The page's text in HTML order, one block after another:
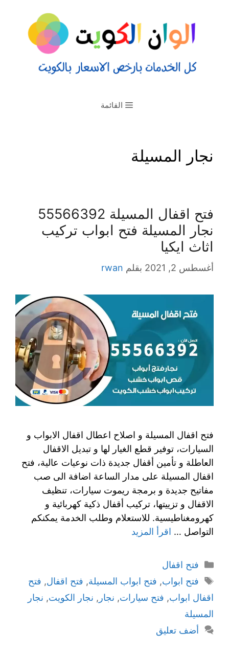
القائمة
نجار المسيلة
فتح اقفال المسيلة 55566392
نجار المسيلة فتح ابواب تركيب
اثاث ايكيا
أغسطس 2, 2021 بقلم rwan
فتح اقفال المسيلة و اصلاح اعطال اقفال الابواب و
السيارات، توفير قطع الغيار لها و تبديل الاقفال
العاطلة و تأمين أقفال جديدة ذات نوعيات عالية، فتح
اقفال المسيلة على مدار الساعة اضافة الى صب
مفاتيح جديدة و برمجة ريموت سيارات، تنظيف
الاقفال و تزييتها، تركيب أقفال ذكية كهربائية و
كهرومغناطيسية. للاستعلام وطلب الخدمة يمكنكم
التواصل … اقرأ المزيد
فتح اقفال
فتح ابواب, فتح ابواب المسيلة, فتح اقفال, فتح
اقفال ابواب, فتح سيارات, نجار , نجار الكويت, نجار
المسيلة
أضف تعليق